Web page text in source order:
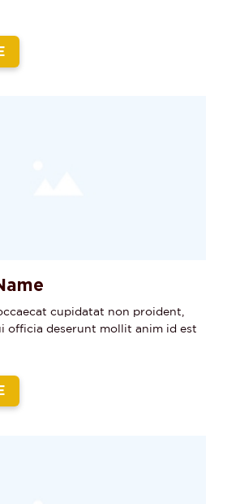
cupidatat non proident,
officia deserunt mollit anim id est